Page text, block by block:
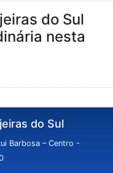
do Sul
nesta
do Sul
Barbosa – Centro -